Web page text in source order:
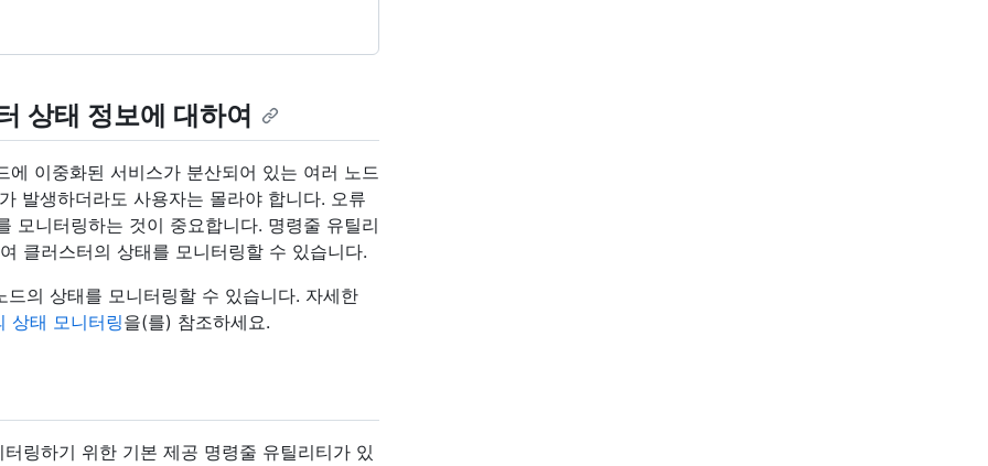
상태 정보에 대하여
이중화된 서비스가 분산되어 있는 여러 노드
발생하더라도 사용자는 몰라야 합니다. 오류
모니터링하는 것이 중요합니다. 명령줄 유틸리
클러스터의 상태를 모니터링할 수 있습니다.
의 상태를 모니터링할 수 있습니다. 자세한
상태 모니터링을(를) 참조하세요.
링하기 위한 기본 제공 명령줄 유틸리티가 있